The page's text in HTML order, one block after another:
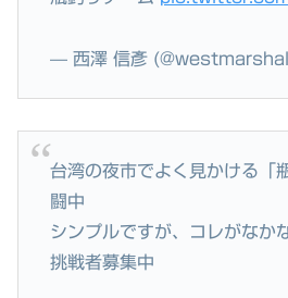
— 西澤 信彥
台湾の夜市でよく見かける「
闘中
シンプルですが、コレがなか
挑戦者募集中